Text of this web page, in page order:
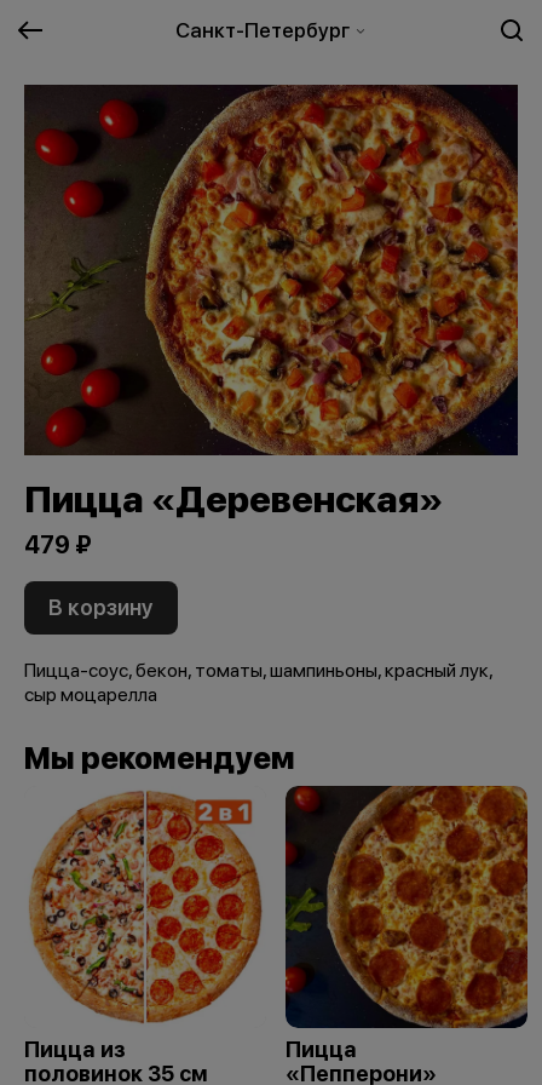
Санкт-Петербург
Пицца «Деревенская»
479 ₽
В корзину
Пицца-соус, бекон, томаты, шампиньоны, красный лук,
сыр моцарелла
Мы рекомендуем
Пицца из
половинок 35 см
Пицца
«Пепперони»